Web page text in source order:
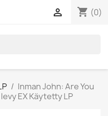
shopping_cart (0)

Inman John: Are You
EX Käytetty LP